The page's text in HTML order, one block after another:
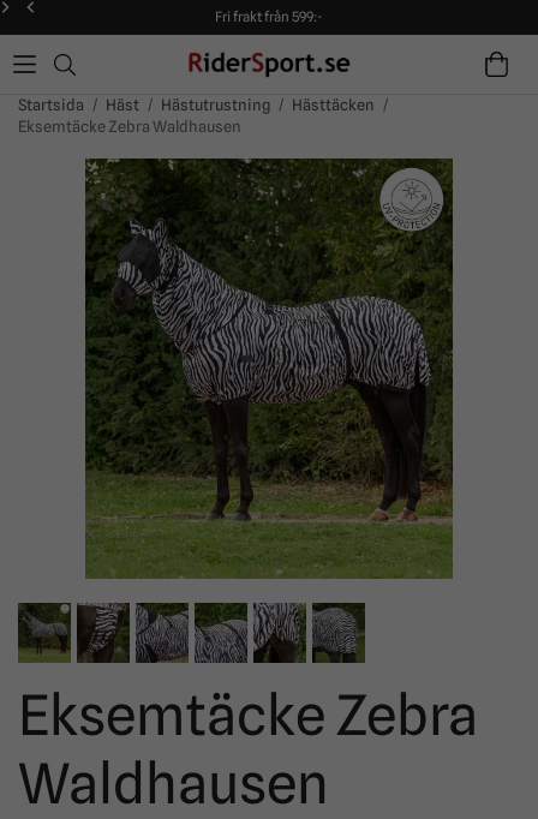
Fri frakt från 599:-
90 dagars öppet köp!
Alltid snabba leveranser!
Fri frakt från 599:-
90 dagars öppet köp!
Startsida / Häst / Hästutrustning / Hästtäcken /
Eksemtäcke Zebra Waldhausen
Eksemtäcke Zebra
Waldhausen